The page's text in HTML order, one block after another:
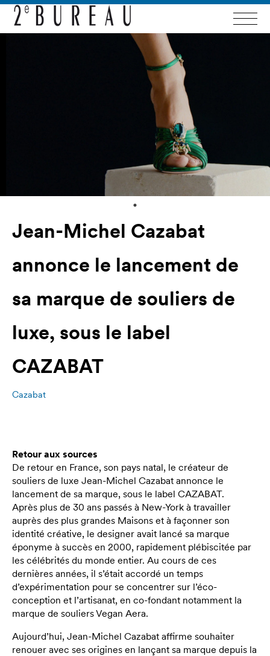
Jean-Michel Cazabat
annonce le lancement de
sa marque de souliers de
luxe, sous le label
CAZABAT
Cazabat
Retour aux sources
De retour en France, son pays natal, le créateur de
souliers de luxe Jean-Michel Cazabat annonce le
lancement de sa marque, sous le label CAZABAT.
Après plus de 30 ans passés à New-York à travailler
auprès des plus grandes Maisons et à façonner son
identité créative, le designer avait lancé sa marque
éponyme à succès en 2000, rapidement plébiscitée par
les célébrités du monde entier. Au cours de ces
dernières années, il s’était accordé un temps
d’expérimentation pour se concentrer sur l’éco-
conception et l’artisanat, en co-fondant notamment la
marque de souliers Vegan Aera.
Aujourd’hui, Jean-Michel Cazabat affirme souhaiter
renouer avec ses origines en lançant sa marque depuis la